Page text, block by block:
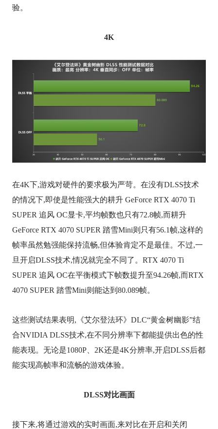
验。
4K
在4K下,游戏对硬件的要求极为严苛。在没有DLSS技术
的情况下,即使是性能强大的耕升 GeForce RTX 4070 Ti
SUPER 追风 OC显卡,平均帧数也只有72.8帧,而耕升
GeForce RTX 4070 SUPER 踏雪Mini则只有56.1帧,这样的
帧率虽然勉强能保持流畅,但体验肯定不是最佳。不过,一
旦开启DLSS技术,情况就完全不同了。RTX 4070 Ti
SUPER 追风 OC在平衡模式下帧数提升至94.26帧,而RTX
4070 SUPER 踏雪Mini则能达到80.089帧。
这些测试结果表明,《艾尔登法环》DLC“黄金树幽影”结
合NVIDIA DLSS技术,在不同分辨率下都能提供出色的性
能表现。无论是1080P、2K还是4K分辨率,开启DLSS后都
能实现高帧率和流畅的游戏体验。
DLSS对比画面
接下来,将通过游戏的实时画面,来对比在开启和关闭